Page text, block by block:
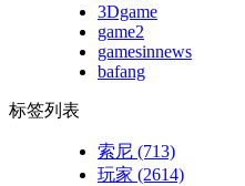
3Dgame
game2
gamesinnews
bafang
标签列表
索尼 (713)
玩家 (2614)